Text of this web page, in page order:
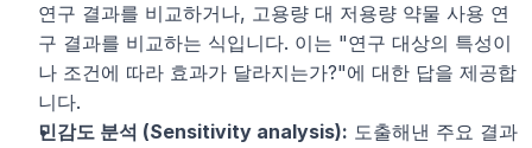
연구 결과를 비교하거나, 고용량 대 저용량 약물 사용 연
구 결과를 비교하는 식입니다. 이는 "연구 대상의 특성이
나 조건에 따라 효과가 달라지는가?"에 대한 답을 제공합
니다.
민감도 분석 (Sensitivity analysis): 도출해낸 주요 결과